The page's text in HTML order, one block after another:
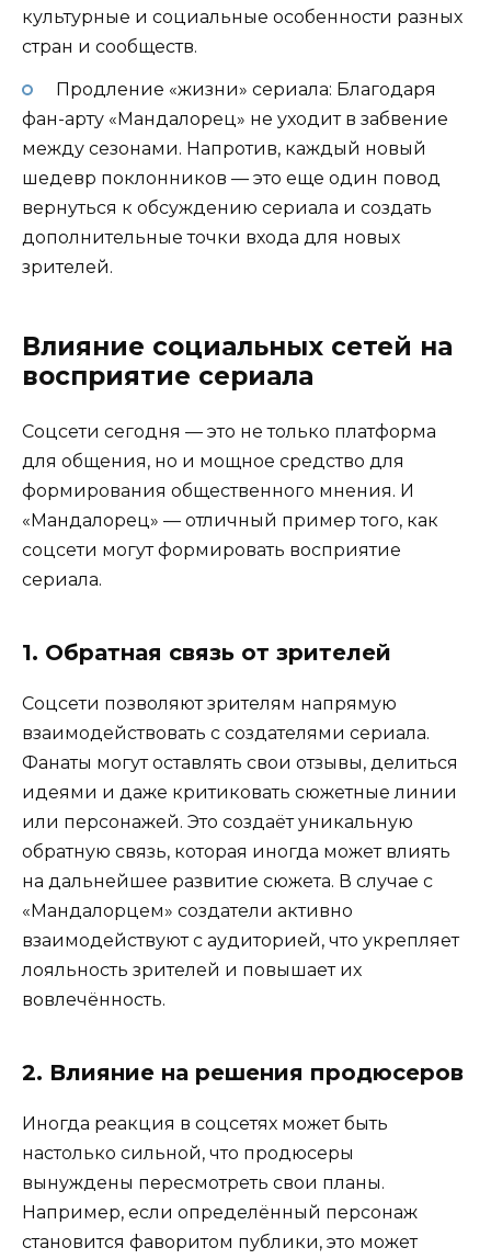
культурные и социальные особенности разных
стран и сообществ.
Продление «жизни» сериала: Благодаря
фан-арту «Мандалорец» не уходит в забвение
между сезонами. Напротив, каждый новый
шедевр поклонников — это еще один повод
вернуться к обсуждению сериала и создать
дополнительные точки входа для новых
зрителей.
Влияние социальных сетей на
восприятие сериала
Соцсети сегодня — это не только платформа
для общения, но и мощное средство для
формирования общественного мнения. И
«Мандалорец» — отличный пример того, как
соцсети могут формировать восприятие
сериала.
1. Обратная связь от зрителей
Соцсети позволяют зрителям напрямую
взаимодействовать с создателями сериала.
Фанаты могут оставлять свои отзывы, делиться
идеями и даже критиковать сюжетные линии
или персонажей. Это создаёт уникальную
обратную связь, которая иногда может влиять
на дальнейшее развитие сюжета. В случае с
«Мандалорцем» создатели активно
взаимодействуют с аудиторией, что укрепляет
лояльность зрителей и повышает их
вовлечённость.
2. Влияние на решения продюсеров
Иногда реакция в соцсетях может быть
настолько сильной, что продюсеры
вынуждены пересмотреть свои планы.
Например, если определённый персонаж
становится фаворитом публики, это может